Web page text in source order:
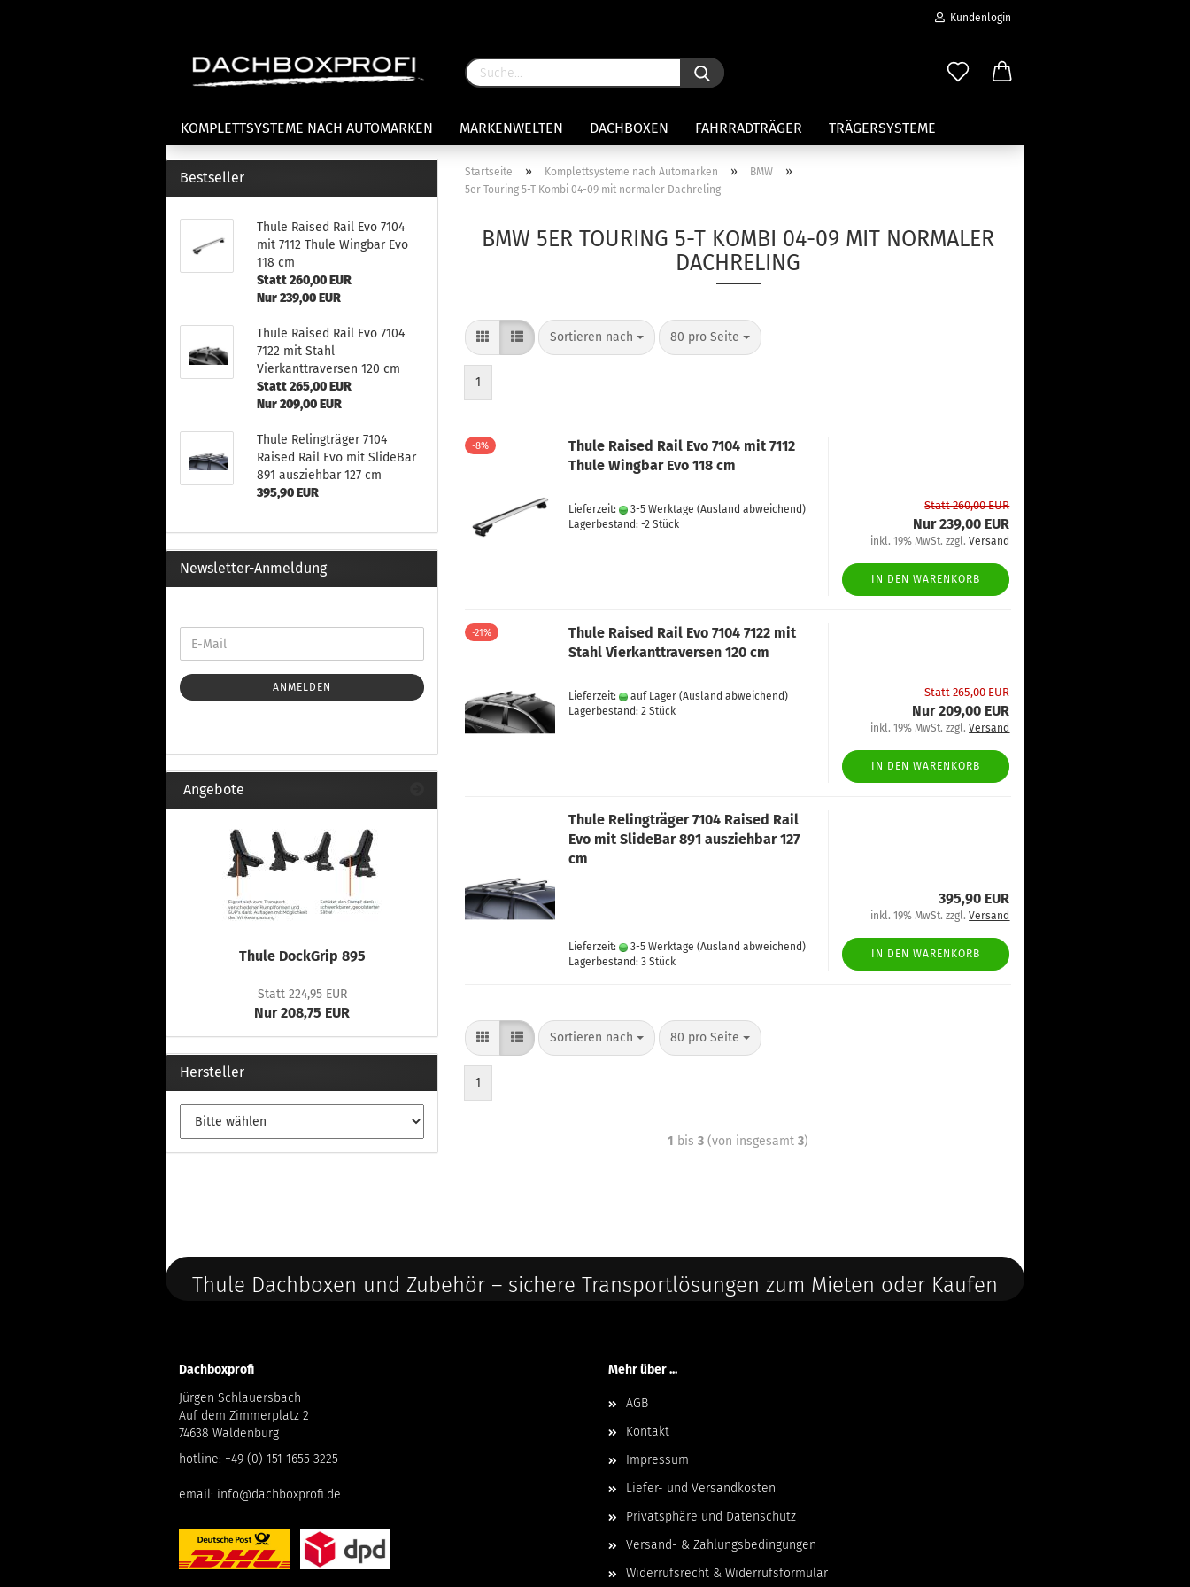
Kundenlogin
Konto erstellen
KOMPLETTSYSTEME NACH AUTOMARKEN MARKENWELTEN DACHBOXEN FAHRRADTRÄGER TRÄGERSYSTEME
VERLEIH WASSERSPORT WINTERSPORT ZUBEHÖR
Startseite » Komplettsysteme nach Automarken » BMW »
5er Touring 5-T Kombi 04-09 mit normaler Dachreling
BMW 5ER TOURING 5-T KOMBI 04-09 MIT NORMALER
DACHRELING
Sortieren nach 80 pro Seite
1
-8%
Thule Raised Rail Evo 7104 mit 7112
Thule Wingbar Evo 118 cm
Lieferzeit: 3-5 Werktage (Ausland abweichend)
Lagerbestand: -2 Stück
Statt 260,00 EUR
Nur 239,00 EUR
inkl. 19% MwSt. zzgl.Versand
IN DEN WARENKORB
-21%
Thule Raised Rail Evo 7104 7122 mit
Stahl Vierkanttraversen 120 cm
Lieferzeit: auf Lager (Ausland abweichend)
Lagerbestand: 2 Stück
Statt 265,00 EUR
Nur 209,00 EUR
inkl. 19% MwSt. zzgl.Versand
IN DEN WARENKORB
Thule Relingträger 7104 Raised Rail
Evo mit SlideBar 891 ausziehbar 127
cm
Lieferzeit: 3-5 Werktage (Ausland abweichend)
Lagerbestand: 3 Stück
395,90 EUR
inkl. 19% MwSt. zzgl.Versand
IN DEN WARENKORB
Sortieren nach 80 pro Seite
1
1 bis3 (von insgesamt3)
Bestseller
Thule Raised Rail Evo 7104
mit 7112 Thule Wingbar Evo
118 cm
Statt 260,00 EUR
Nur 239,00 EUR
Thule Raised Rail Evo 7104
7122 mit Stahl
Vierkanttraversen 120 cm
Statt 265,00 EUR
Nur 209,00 EUR
Thule Relingträger 7104
Raised Rail Evo mit SlideBar
891 ausziehbar 127 cm
395,90 EUR
Newsletter-Anmeldung
ANMELDEN
Angebote
Thule DockGrip 895
Statt 224,95 EUR
Nur 208,75 EUR
Hersteller
Thule Dachboxen und Zubehör – sichere Transportlösungen zum Mieten oder Kaufen
Dachboxprofi
Jürgen Schlauersbach
Auf dem Zimmerplatz 2
74638 Waldenburg
hotline: +49 (0) 151 1655 3225
email: info@dachboxprofi.de
Mehr über ...
AGB
Kontakt
Impressum
Liefer- und Versandkosten
Privatsphäre und Datenschutz
Versand- & Zahlungsbedingungen
Widerrufsrecht & Widerrufsformular